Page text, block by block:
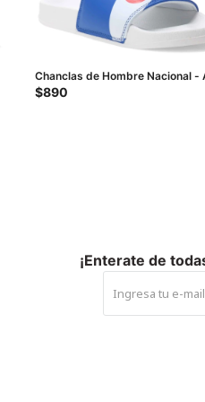
Chanclas de Hombre Nacional -
Blanco
$890
¡Enterate de